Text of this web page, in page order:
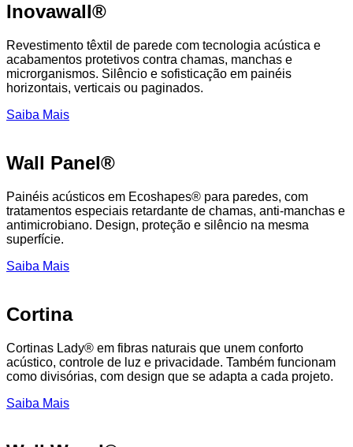
Inovawall®
Revestimento têxtil de parede com tecnologia acústica e
acabamentos protetivos contra chamas, manchas e
microrganismos. Silêncio e sofisticação em painéis
horizontais, verticais ou paginados.
Saiba Mais
Wall Panel®
Painéis acústicos em Ecoshapes® para paredes, com
tratamentos especiais retardante de chamas, anti-manchas e
antimicrobiano. Design, proteção e silêncio na mesma
superfície.
Saiba Mais
Cortina
Cortinas Lady® em fibras naturais que unem conforto
acústico, controle de luz e privacidade. Também funcionam
como divisórias, com design que se adapta a cada projeto.
Saiba Mais